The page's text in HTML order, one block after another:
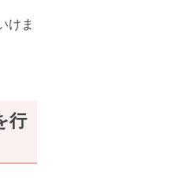
けま
行